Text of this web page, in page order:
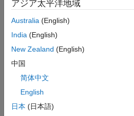
HDL インポート
境にインポート
モデルの保護
サードパーティと共有するための
ド生成の保護モデルの作成
ネイティブ浮動小数点
設計のモデル化、HDL コードの生
検証方法
アジア太平洋地域
Australia (English)
India (English)
New Zealand (English)
中国
简体中文
English
日本 (日本語)